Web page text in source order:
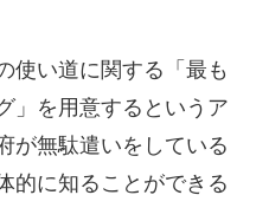
使い道に関する「最も
」を用意するというア
が無駄遣いをしている
的に知ることができる